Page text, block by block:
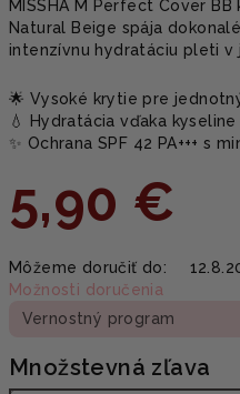
MISSHA M Perfect Cover BB
Natural Beige spája
intenzívnu hydratáciu pleti v
🌟 Vysoké krytie pre
💧 Hydratácia vďaka
✨ Ochrana SPF 42 PA+++ s
5,90 €
cena:
Môžeme doručiť do:
Možnosti doručenia
Vernostný program
Množstevná zľava